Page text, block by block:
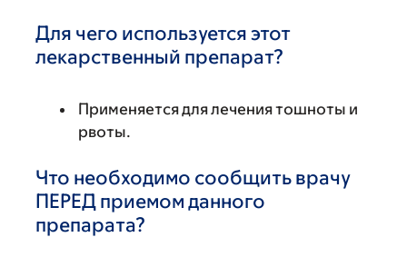
Для чего используется этот
лекарственный препарат?
Применяется для лечения тошноты и
рвоты.
Что необходимо сообщить врачу
ПЕРЕД приемом данного
препарата?